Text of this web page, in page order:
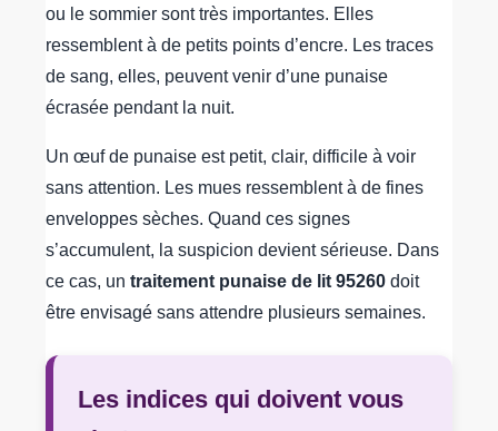
ou le sommier sont très importantes. Elles
ressemblent à de petits points d’encre. Les traces
de sang, elles, peuvent venir d’une punaise
écrasée pendant la nuit.
Un œuf de punaise est petit, clair, difficile à voir
sans attention. Les mues ressemblent à de fines
enveloppes sèches. Quand ces signes
s’accumulent, la suspicion devient sérieuse. Dans
ce cas, un traitement punaise de lit 95260 doit
être envisagé sans attendre plusieurs semaines.
Les indices qui doivent vous